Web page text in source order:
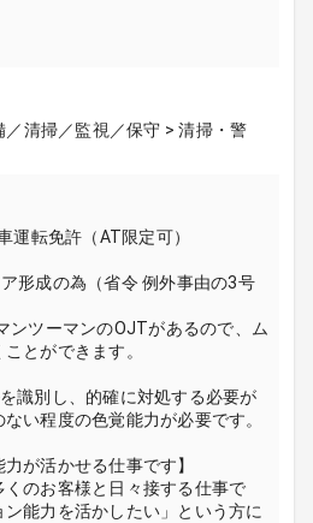
清掃／監視／保守 > 清掃・警
転免許（AT限定可）
形成の為（省令 例外事由の3号
ンツーマンのOJTがあるので、ム
とができます。
識別し、的確に対処する必要が
い程度の色覚能力が必要です。
が活かせる仕事です】
のお客様と日々接する仕事で
能力を活かしたい」という方に